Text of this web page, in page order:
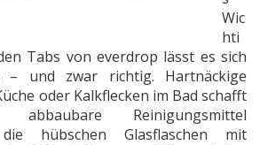
Wic
hti
Tabs von everdrop lässt es sich
und zwar richtig. Hartnäckige
oder Kalkflecken im Bad schafft
Reinigungsmittel
hübschen Glasflaschen mit